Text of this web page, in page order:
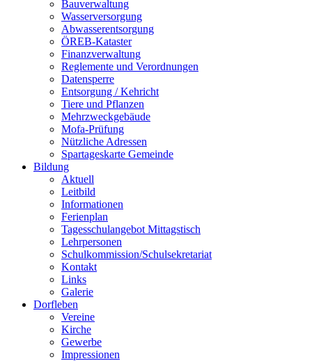
Bauverwaltung
Wasserversorgung
Abwasserentsorgung
ÖREB-Kataster
Finanzverwaltung
Reglemente und Verordnungen
Datensperre
Entsorgung / Kehricht
Tiere und Pflanzen
Mehrzweckgebäude
Mofa-Prüfung
Nützliche Adressen
Spartageskarte Gemeinde
Bildung
Aktuell
Leitbild
Informationen
Ferienplan
Tagesschulangebot Mittagstisch
Lehrpersonen
Schulkommission/Schulsekretariat
Kontakt
Links
Galerie
Dorfleben
Vereine
Kirche
Gewerbe
Impressionen